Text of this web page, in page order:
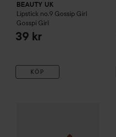
BEAUTY UK
Lipstick no.9 Gossip Girl
Gosspi Girl
39 kr
KÖP